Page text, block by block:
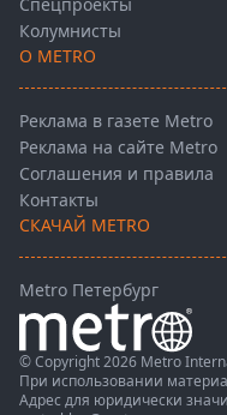
Колумнисты
О METRO
Реклама в газете Metro
Реклама на сайте Metro
Соглашения и правила
Контакты
СКАЧАЙ METRO
Metro Петербург
© Copyright 2026 Metro
При использовании
Адрес для юридически